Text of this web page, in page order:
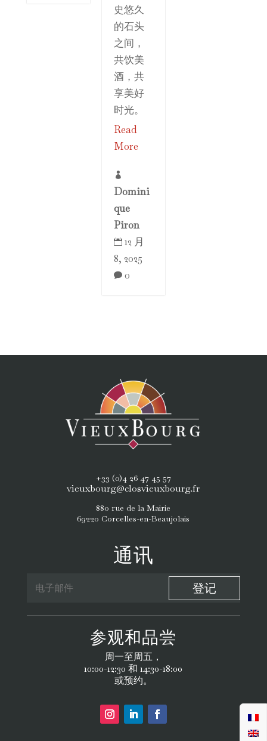
史悠久
的石头
之间，
共饮美
酒，共
享美好
时光。
Read
More

Domini
que
Piron
 12 月
8, 2025
 0
+33 (0)4 26 47 45 57
vieuxbourg@closvieuxbourg.fr
880 rue de la Mairie
69220 Corcelles-en-Beaujolais
通讯
登记
参观和品尝
周一至周五，
10:00-12:30 和 14:30-18:00
或预约。